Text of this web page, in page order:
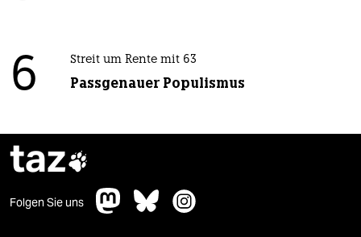
6 Streit um Rente mit 63
Passgenauer Populismus
taz
Folgen Sie uns